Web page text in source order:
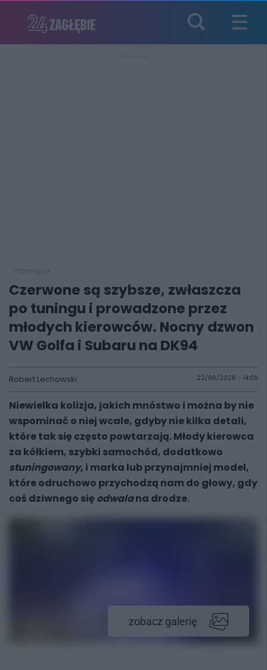
Czerwone są szybsze, zwłaszcza
po tuningu i prowadzone przez
młodych kierowców. Nocny dzwon
VW Golfa i Subaru na DK94
Robert Lechowski 22/06/2026 - 14:09
Niewielka kolizja, jakich mnóstwo i można by nie
wspominać o niej wcale, gdyby nie kilka detali,
które tak się często powtarzają. Młody kierowca
za kółkiem, szybki samochód, dodatkowo
stuningowany, i marka lub przynajmniej model,
które odruchowo przychodzą nam do głowy, gdy
coś dziwnego sięodwalana drodze.
zobacz galerię